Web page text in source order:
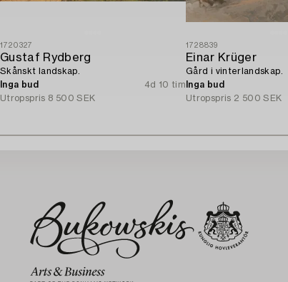
1720327
Gustaf Rydberg
Skånskt landskap.
Inga bud
4d 10 tim
Utropspris 8 500 SEK
1728839
Einar Krüger
Gård i vinterlandskap.
Inga bud
Utropspris 2 500 SEK